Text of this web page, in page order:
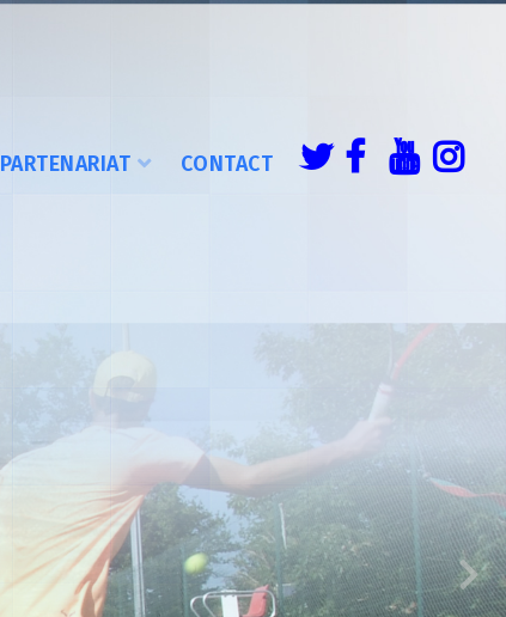
PARTENARIAT CONTACT